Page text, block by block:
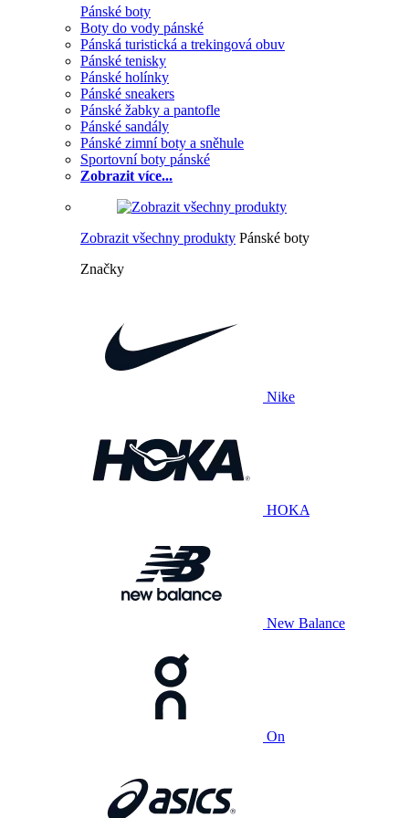
Pánské boty
Boty do vody pánské
Pánská turistická a trekingová obuv
Pánské tenisky
Pánské holínky
Pánské sneakers
Pánské žabky a pantofle
Pánské sandály
Pánské zimní boty a sněhule
Sportovní boty pánské
Zobrazit více...
Zobrazit všechny produkty Pánské boty
Značky
Nike
HOKA
New Balance
On